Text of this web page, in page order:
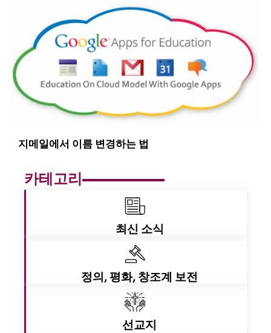
지메일에서 이름 변경하는 법
카테고리
최신 소식
정의, 평화, 창조계 보전
선교지